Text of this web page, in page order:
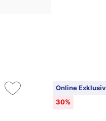
Online Exklusiv
30%